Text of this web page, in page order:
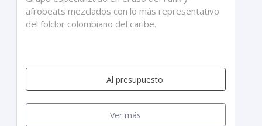
afrobeats mezclados con lo más representativo
del folclor colombiano del caribe.
Al presupuesto
Ver más